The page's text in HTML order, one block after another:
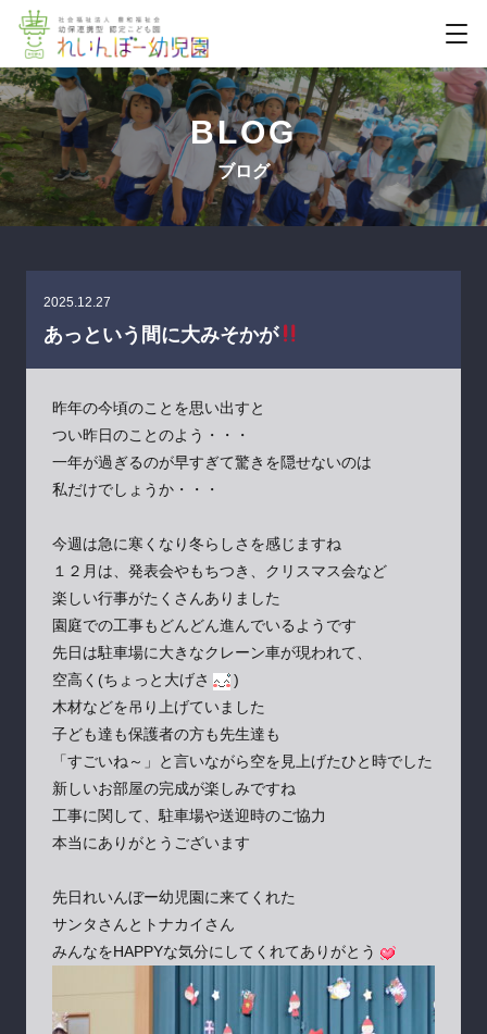
BLOG
ブログ
あっという間に大みそかが
2025.12.27
昨年の今頃のことを思い出すと
つい昨日のことのよう・・・
一年が過ぎるのが早すぎて驚きを隠せないのは
私だけでしょうか・・・
今週は急に寒くなり冬らしさを感じますね
１２月は、発表会やもちつき、クリスマス会など
楽しい行事がたくさんありました
園庭での工事もどんどん進んでいるようです
先日は駐車場に大きなクレーン車が現われて、
空高く(ちょっと大げさ
)
木材などを吊り上げていました
子ども達も保護者の方も先生達も
「すごいね～」と言いながら空を見上げたひと時でした
新しいお部屋の完成が楽しみですね
工事に関して、駐車場や送迎時のご協力
本当にありがとうございます
先日れいんぼー幼児園に来てくれた
サンタさんとトナカイさん
みんなをHAPPYな気分にしてくれてありがとう